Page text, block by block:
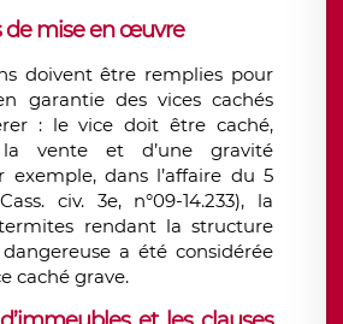
de mise en œuvre
doivent être remplies pour
garantie des vices cachés
: le vice doit être caché,
vente et d’une gravité
exemple, dans l’affaire du 5
civ. 3e, n°09-14.233), la
rendant la structure
a été considérée
caché grave.